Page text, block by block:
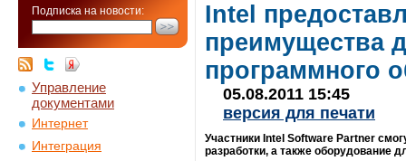
Подписка на новости:
Управление
документами
Интернет
Интеграция
Intel
преимущества
программного
05.08.2011 15:45
версия для печати
Участники Intel Software Partner
разработки, а также оборудование